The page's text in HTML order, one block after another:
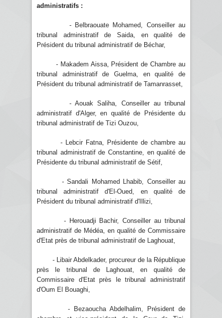
administratifs :
- Belbraouate Mohamed, Conseiller au
tribunal administratif de Saida, en qualité de
Président du tribunal administratif de Béchar,
- Makadem Aissa, Président de Chambre au
tribunal administratif de Guelma, en qualité de
Président du tribunal administratif de Tamanrasset,
- Aouak Saliha, Conseiller au tribunal
administratif d'Alger, en qualité de Présidente du
tribunal administratif de Tizi Ouzou,
- Lebcir Fatna, Présidente de chambre au
tribunal administratif de Constantine, en qualité de
Présidente du tribunal administratif de Sétif,
- Sandali Mohamed Lhabib, Conseiller au
tribunal administratif d'El-Oued, en qualité de
Président du tribunal administratif d'Illizi,
- Herouadji Bachir, Conseiller au tribunal
administratif de Médéa, en qualité de Commissaire
d'Etat près de tribunal administratif de Laghouat,
- Libair Abdelkader, procureur de la République
près le tribunal de Laghouat, en qualité de
Commissaire d'Etat près le tribunal administratif
d'Oum El Bouaghi,
- Bezaoucha Abdelhalim, Président de